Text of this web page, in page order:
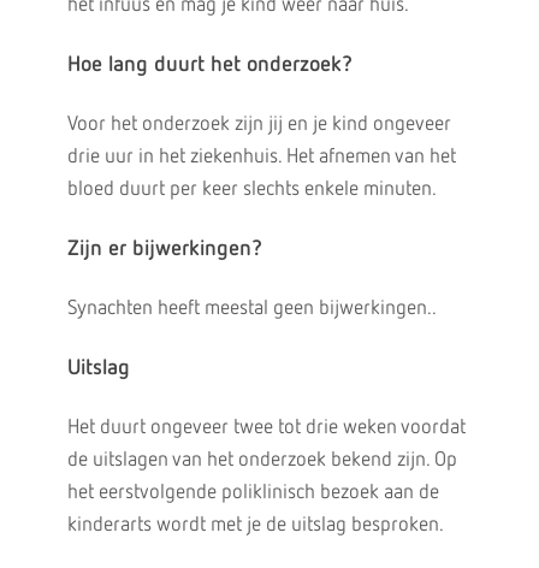
het infuus en mag je kind weer naar huis.
Hoe lang duurt het onderzoek?
Voor het onderzoek zijn jij en je kind ongeveer
drie uur in het ziekenhuis. Het afnemen van het
bloed duurt per keer slechts enkele minuten.
Zijn er bijwerkingen?
Synachten heeft meestal geen bijwerkingen..
Uitslag
Het duurt ongeveer twee tot drie weken voordat
de uitslagen van het onderzoek bekend zijn. Op
het eerstvolgende poliklinisch bezoek aan de
kinderarts wordt met je de uitslag besproken.